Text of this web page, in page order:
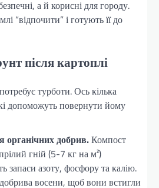
а й корисні для городу.
“відпочити” і готують її до
після картоплі
турботи. Ось кілька
допоможуть повернути йому
органічних добрив.Компост
гній (5-7 кг на м²)
запаси азоту, фосфору та калію.
восени, щоб вони встигли